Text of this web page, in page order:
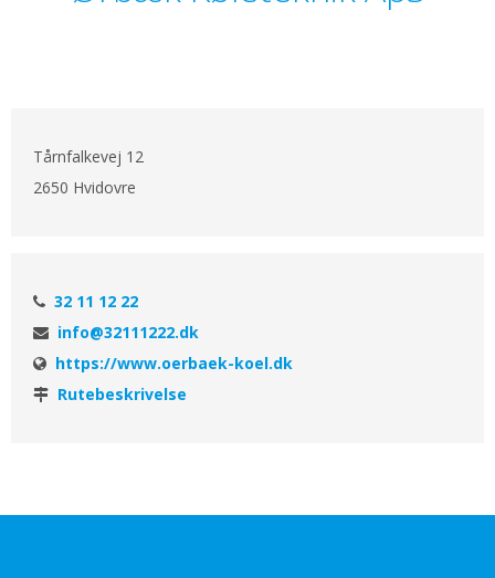
Tårnfalkevej 12
2650 Hvidovre
32 11 12 22
info@32111222.dk
https://www.oerbaek-koel.dk
Rutebeskrivelse